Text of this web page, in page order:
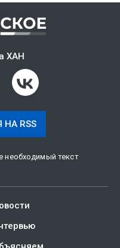
ХАН
RSS
необходимый текст